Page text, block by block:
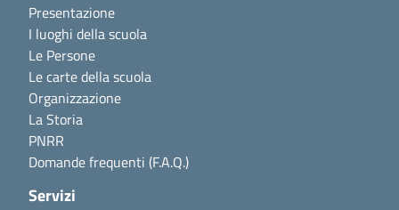
Presentazione
I luoghi della scuola
Le Persone
Le carte della scuola
Organizzazione
La Storia
PNRR
Domande frequenti (F.A.Q.)
Servizi